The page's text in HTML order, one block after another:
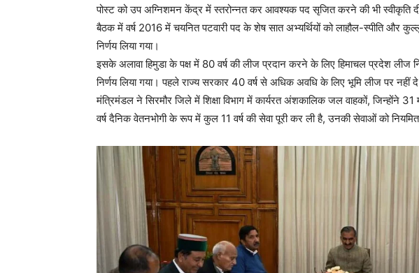
पोस्ट को उप अग्निशमन केंद्र में स्तरोन्नत कर आवश्यक पद सृजित करने की भी स्वीकृति
बैठक में वर्ष 2016 में चयनित पटवारी पद के शेष सात अभ्यर्थियों को लाहौल-स्पीति और
निर्णय लिया गया।
इसके अलावा हिमुडा के पक्ष में 80 वर्ष की लीज प्रदान करने के लिए हिमाचल प्रदेश
निर्णय लिया गया। पहले राज्य सरकार 40 वर्ष से अधिक अवधि के लिए भूमि लीज पर नहीं
मंत्रिमंडल ने सिरमौर जिले में शिक्षा विभाग में कार्यरत अंशकालिक जल वाहकों, जिन्होंने
वर्ष दैनिक वेतनभोगी के रूप में कुल 11 वर्ष की सेवा पूरी कर ली है, उनकी सेवाओं को